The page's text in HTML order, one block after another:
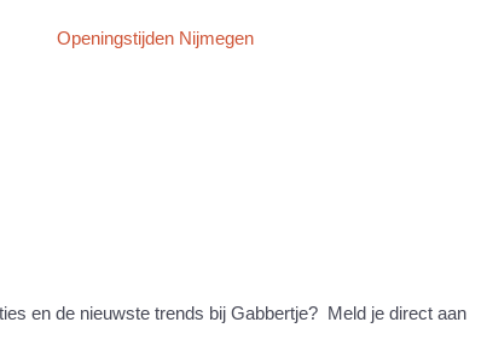
Openingstijden Nijmegen
en de nieuwste trends bij Gabbertje? Meld je direct aan